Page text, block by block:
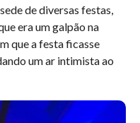
de diversas festas,
era um galpão na
que a festa ficasse
um ar intimista ao